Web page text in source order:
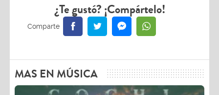
¿Te gustó? ¡Compártelo!
MAS EN MÚSICA